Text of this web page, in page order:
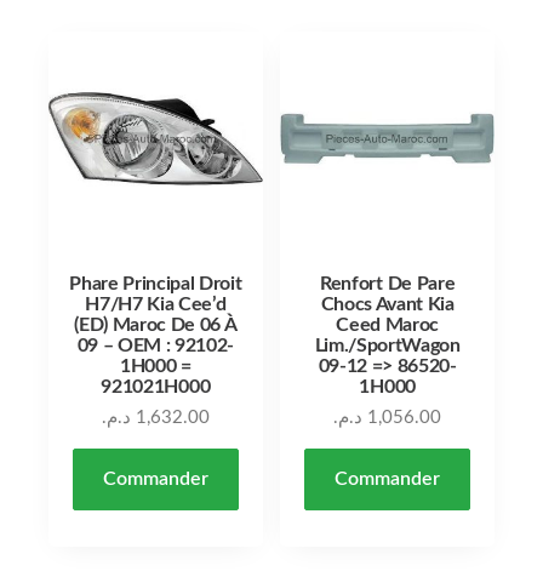
Phare Principal Droit
H7/H7 Kia Cee’d
(ED) Maroc De 06 À
09 – OEM : 92102-
1H000 =
921021H000
1,632.00 د.م.
Commander
Renfort De Pare
Chocs Avant Kia
Ceed Maroc
Lim./SportWagon
09-12 => 86520-
1H000
1,056.00 د.م.
Commander